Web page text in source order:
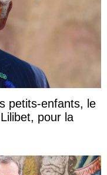
petits-enfants, le
pour la